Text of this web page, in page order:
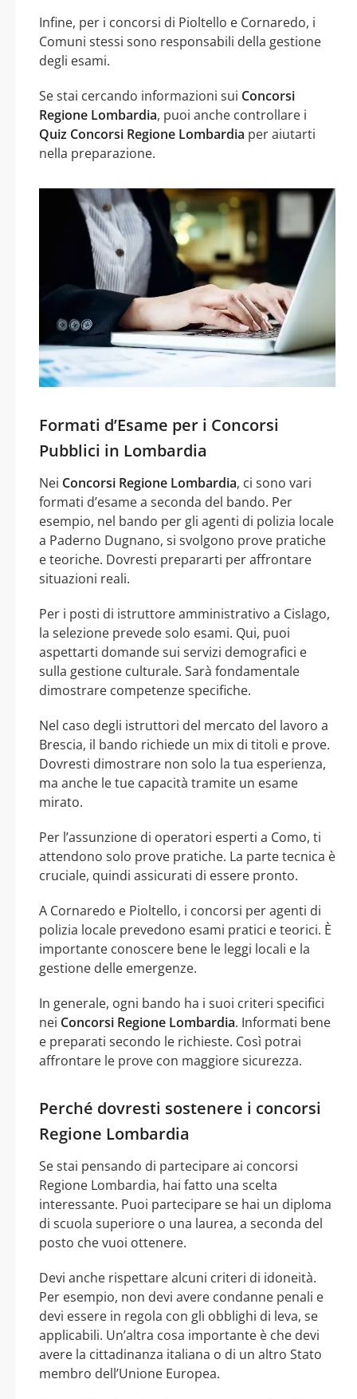
Infine, per i concorsi di Pioltello e Cornaredo, i
Comuni stessi sono responsabili della gestione
degli esami.
Se stai cercando informazioni sui Concorsi
Regione Lombardia, puoi anche controllare i
Quiz Concorsi Regione Lombardia per aiutarti
nella preparazione.
Formati d’Esame per i Concorsi
Pubblici in Lombardia
Nei Concorsi Regione Lombardia, ci sono vari
formati d’esame a seconda del bando. Per
esempio, nel bando per gli agenti di polizia locale
a Paderno Dugnano, si svolgono prove pratiche
e teoriche. Dovresti prepararti per affrontare
situazioni reali.
Per i posti di istruttore amministrativo a Cislago,
la selezione prevede solo esami. Qui, puoi
aspettarti domande sui servizi demografici e
sulla gestione culturale. Sarà fondamentale
dimostrare competenze specifiche.
Nel caso degli istruttori del mercato del lavoro a
Brescia, il bando richiede un mix di titoli e prove.
Dovresti dimostrare non solo la tua esperienza,
ma anche le tue capacità tramite un esame
mirato.
Per l’assunzione di operatori esperti a Como, ti
attendono solo prove pratiche. La parte tecnica è
cruciale, quindi assicurati di essere pronto.
A Cornaredo e Pioltello, i concorsi per agenti di
polizia locale prevedono esami pratici e teorici. È
importante conoscere bene le leggi locali e la
gestione delle emergenze.
In generale, ogni bando ha i suoi criteri specifici
nei Concorsi Regione Lombardia. Informati bene
e preparati secondo le richieste. Così potrai
affrontare le prove con maggiore sicurezza.
Perché dovresti sostenere i concorsi
Regione Lombardia
Se stai pensando di partecipare ai concorsi
Regione Lombardia, hai fatto una scelta
interessante. Puoi partecipare se hai un diploma
di scuola superiore o una laurea, a seconda del
posto che vuoi ottenere.
Devi anche rispettare alcuni criteri di idoneità.
Per esempio, non devi avere condanne penali e
devi essere in regola con gli obblighi di leva, se
applicabili. Un’altra cosa importante è che devi
avere la cittadinanza italiana o di un altro Stato
membro dell’Unione Europea.